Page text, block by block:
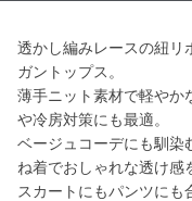
透かし編みレースの紐リ
ガントップス。
薄手ニット素材で軽やか
や冷房対策にも最適。
ベージュコーデにも馴染
ね着でおしゃれな透け感
スカートにもパンツにも